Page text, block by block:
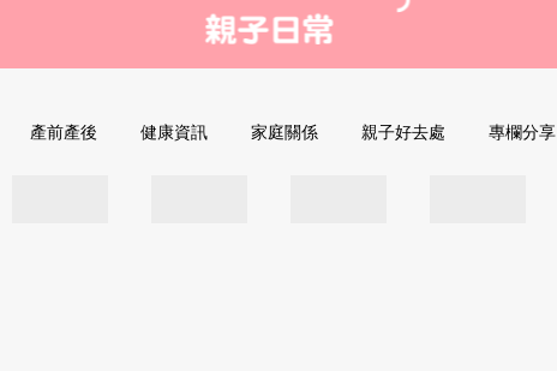
產前產後 健康資訊 家庭關係 親子好去處 專欄分享